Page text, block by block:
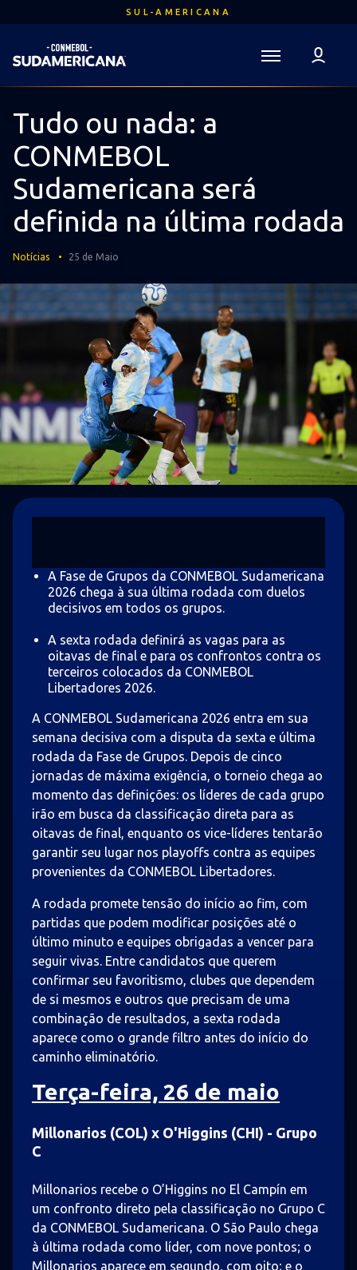
para
conteúdo
principal
SUL-AMERICANA
Mega
Navigation
Notícias
Tudo ou nada: a
CONMEBOL
Sudamericana será
definida na última rodada
25 de Maio
A Fase de Grupos da CONMEBOL Sudamericana
2026 chega à sua última rodada com duelos
decisivos em todos os grupos.
A sexta rodada definirá as vagas para as
oitavas de final e para os confrontos contra os
terceiros colocados da CONMEBOL
Libertadores 2026.
A CONMEBOL Sudamericana 2026 entra em sua
semana decisiva com a disputa da sexta e última
rodada da Fase de Grupos. Depois de cinco
jornadas de máxima exigência, o torneio chega ao
momento das definições: os líderes de cada grupo
irão em busca da classificação direta para as
oitavas de final, enquanto os vice-líderes tentarão
garantir seu lugar nos playoffs contra as equipes
provenientes da CONMEBOL Libertadores.
A rodada promete tensão do início ao fim, com
partidas que podem modificar posições até o
último minuto e equipes obrigadas a vencer para
seguir vivas. Entre candidatos que querem
confirmar seu favoritismo, clubes que dependem
de si mesmos e outros que precisam de uma
combinação de resultados, a sexta rodada
aparece como o grande filtro antes do início do
caminho eliminatório.
Terça-feira, 26 de maio
Millonarios (COL) x O'Higgins (CHI) - Grupo
C
Millonarios recebe o O’Higgins no El Campín em
um confronto direto pela classificação no Grupo C
da CONMEBOL Sudamericana. O São Paulo chega
à última rodada como líder, com nove pontos; o
Millonarios aparece em segundo, com oito; e o